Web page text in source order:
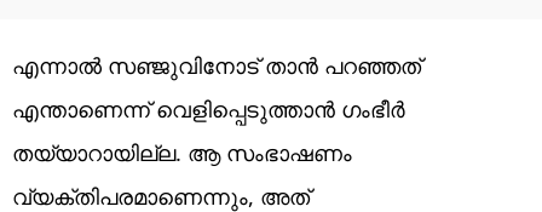
എന്നാല്‍ സഞ്ജുവിനോട് താന്‍ പറഞ്ഞത്
എന്താണെന്ന് വെളിപ്പെടുത്താന്‍ ഗംഭീര്‍
തയ്യാറായില്ല. ആ സംഭാഷണം
വ്യക്തിപരമാണെന്നും, അത്